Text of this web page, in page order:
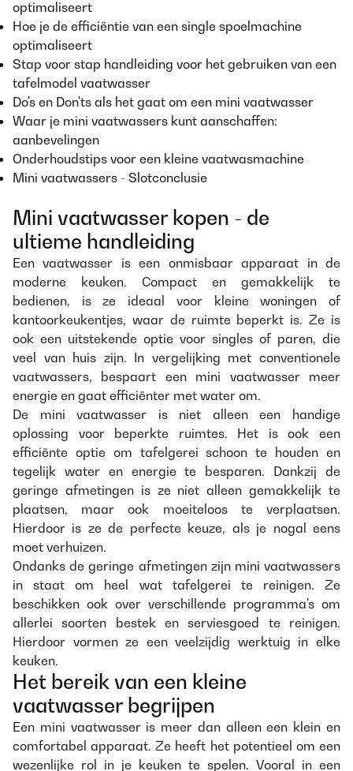
optimaliseert
Hoe je de efficiëntie van een single spoelmachine
optimaliseert
Stap voor stap handleiding voor het gebruiken van een
tafelmodel vaatwasser
Do's en Don'ts als het gaat om een mini vaatwasser
Waar je mini vaatwassers kunt aanschaffen:
aanbevelingen
Onderhoudstips voor een kleine vaatwasmachine
Mini vaatwassers - Slotconclusie
Mini vaatwasser kopen - de
ultieme handleiding
Een vaatwasser is een onmisbaar apparaat in de
moderne keuken. Compact en gemakkelijk te
bedienen, is ze ideaal voor kleine woningen of
kantoorkeukentjes, waar de ruimte beperkt is. Ze is
ook een uitstekende optie voor singles of paren, die
veel van huis zijn. In vergelijking met conventionele
vaatwassers, bespaart een mini vaatwasser meer
energie en gaat efficiënter met water om.
De mini vaatwasser is niet alleen een handige
oplossing voor beperkte ruimtes. Het is ook een
efficiënte optie om tafelgerei schoon te houden en
tegelijk water en energie te besparen. Dankzij de
geringe afmetingen is ze niet alleen gemakkelijk te
plaatsen, maar ook moeiteloos te verplaatsen.
Hierdoor is ze de perfecte keuze, als je nogal eens
moet verhuizen.
Ondanks de geringe afmetingen zijn mini vaatwassers
in staat om heel wat tafelgerei te reinigen. Ze
beschikken ook over verschillende programma's om
allerlei soorten bestek en serviesgoed te reinigen.
Hierdoor vormen ze een veelzijdig werktuig in elke
keuken.
Het bereik van een kleine
vaatwasser begrijpen
Een mini vaatwasser is meer dan alleen een klein en
comfortabel apparaat. Ze heeft het potentieel om een
wezenlijke rol in je keuken te spelen. Vooral in een